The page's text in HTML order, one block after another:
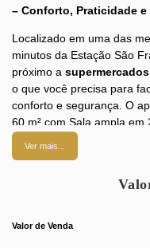
– Conforto, Praticidade
Localizado em uma das
minutos da Estação São
próximo a
o que você precisa para
conforto e segurança. O
60 m² com Sala ampla
com armário embutido e o
um segundo quarto,
apresentação pensando
porteiro/zelador, bem
para quem busca
Ver mais...
Valor de Venda